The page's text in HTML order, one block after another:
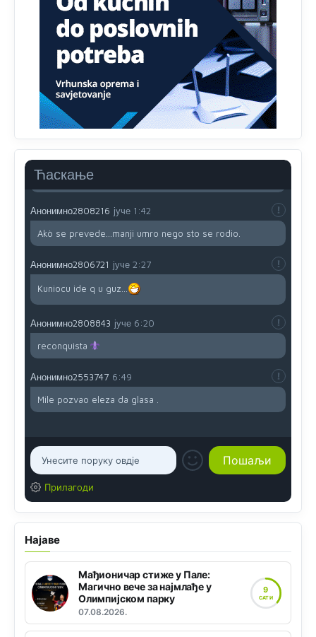
Ћаскање
genocidna tvorevina pravi smetnju a recimo Srbija je
davno priznala.Nasvakom proizvodu iz Srbije stoji -
uvoznik za Kosovo
Анонимно2806721
Sve i da se nekim čudom vojska Srbije "vrati" na
Kosovo-kome će se vratiti? Gdje je dobrodošla i koga
da brani? A imamo vojsku Kosova kojoj želimo svako
dobro i da se što bolje opreme
i mi tebi želimo dug život i tešku bolest
Анонимно2808216 јуче 1:42
Akò se prevede...manji umro nego sto se rodio.
Анонимно2806721 јуче 2:27
Kuniocu ide q u guz...
Анонимно2808843 јуче 6:20
reconquista
Анонимно2553747 6:49
Mile pozvao eleza da glasa .
Прилагоди
Најаве
Мађионичар стиже у Пале:
Магично вече за најмлађе у
Олимпијском парку
07.08.2026.
9
САТИ